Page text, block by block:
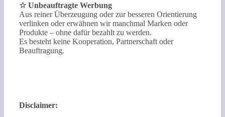
☆ Unbeauftragte Werbung
Aus reiner Überzeugung oder zur besseren Orientierung
verlinken oder erwähnen wir manchmal Marken oder
Produkte – ohne dafür bezahlt zu werden.
Es besteht keine Kooperation, Partnerschaft oder
Beauftragung.
Disclaimer: